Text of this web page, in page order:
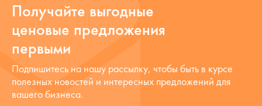
Получайте выгодные
ценовые предложения
первыми
Подпишитесь на нашу рассылку, чтобы быть в курсе
полезных новостей и интересных предложений для
вашего бизнеса.